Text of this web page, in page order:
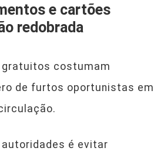
e cartões
redobrada
gratuitos costumam
de furtos oportunistas em
é evitar